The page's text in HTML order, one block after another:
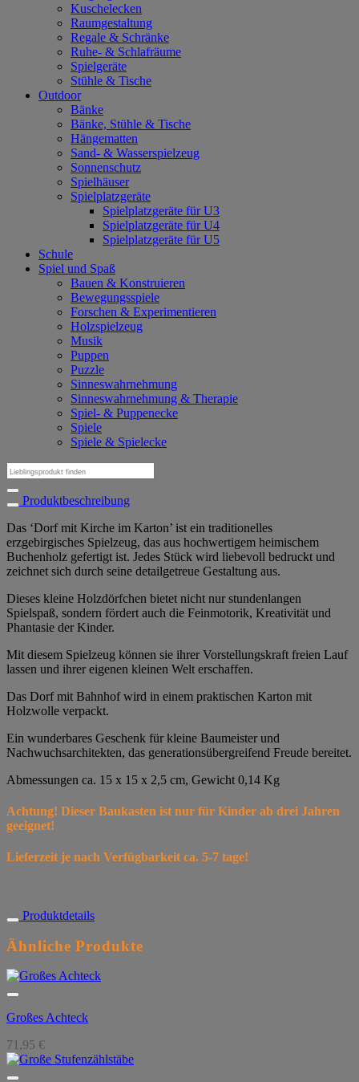
Kuschelecken
Raumgestaltung
Regale & Schränke
Ruhe- & Schlafräume
Spielgeräte
Stühle & Tische
Outdoor
Bänke
Bänke, Stühle & Tische
Hängematten
Sand- & Wasserspielzeug
Sonnenschutz
Spielhäuser
Spielplatzgeräte
Spielplatzgeräte für U3
Spielplatzgeräte für U4
Spielplatzgeräte für U5
Schule
Spiel und Spaß
Bauen & Konstruieren
Bewegungsspiele
Forschen & Experimentieren
Holzspielzeug
Musik
Puppen
Puzzle
Sinneswahrnehmung
Sinneswahrnehmung & Therapie
Spiel- & Puppenecke
Spiele
Spiele & Spielecke
Suchen
nach:
Produktbeschreibung
Das ‘Dorf mit Kirche im Karton’ ist ein traditionelles
erzgebirgisches Spielzeug, das aus hochwertigem heimischem
Buchenholz gefertigt ist. Jedes Stück wird liebevoll bedruckt und
zeichnet sich durch seine detailgetreue Gestaltung aus.
Dieses kleine Holzdörfchen bietet nicht nur stundenlangen
Spielspaß, sondern fördert auch die Feinmotorik, Kreativität und
Phantasie der Kinder.
Mit diesem Spielzeug können sie ihrer Vorstellungskraft freien Lauf
lassen und ihrer eigenen kleinen Welt erschaffen.
Das Dorf mit Bahnhof wird in einem praktischen Karton mit
Holzwolle verpackt.
Ein wunderbares Geschenk für kleine Baumeister und
Nachwuchsarchitekten, das generationsübergreifend Freude bereitet.
Abmessungen ca. 15 x 15 x 2,5 cm, Gewicht 0,14 Kg
Achtung! Dieser Baukasten ist nur für Kinder ab drei Jahren
geeignet!
Lieferzeit je nach Verfügbarkeit ca. 5-7 tage!
Produktdetails
Ähnliche Produkte
Großes Achteck
71,95 €